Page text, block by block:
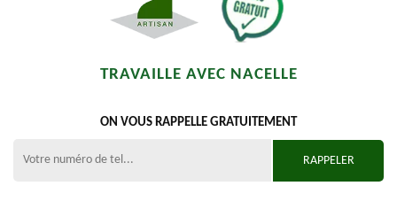
TRAVAILLE AVEC NACELLE
ON VOUS RAPPELLE GRATUITEMENT